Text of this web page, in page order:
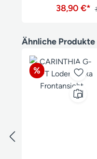
38,90 €*
Produktgalerie
Ähnliche Produkte
Rabatt
%